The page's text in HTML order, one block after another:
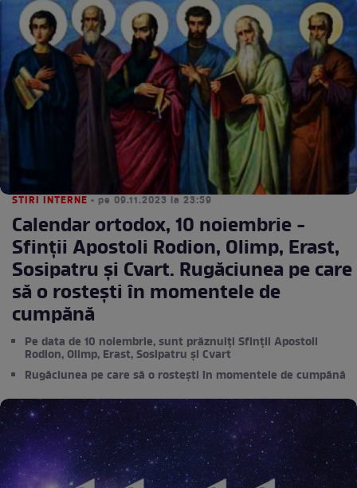
STIRI INTERNE • pe 09.11.2023 la 23:59
Calendar ortodox, 10 noiembrie -
Sfinții Apostoli Rodion, Olimp, Erast,
Sosipatru și Cvart. Rugăciunea pe care
să o rostești în momentele de
cumpănă
Pe data de 10 noiembrie, sunt prăznuiți Sfinții Apostoli
Rodion, Olimp, Erast, Sosipatru și Cvart
Rugăciunea pe care să o rostești în momentele de cumpănă